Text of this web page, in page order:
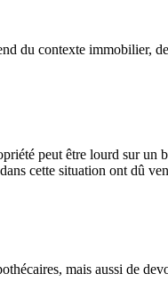
du contexte immobilier,
peut être lourd sur
cette situation ont dû
mais aussi de